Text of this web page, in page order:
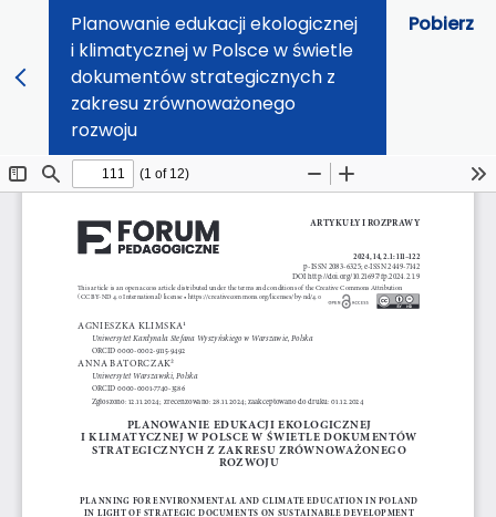
Planowanie edukacji ekologicznej
i klimatycznej w Polsce w świetle
dokumentów strategicznych z
zakresu zrównoważonego
rozwoju
Pobierz